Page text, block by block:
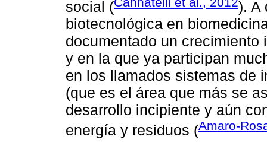
social (
). A
biotecnológica en
documentado un
y en la que ya participan
en los llamados sistemas de
(que es el área que más se
desarrollo incipiente y aún
energía y residuos (Amaro-